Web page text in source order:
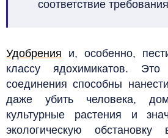
соответствие
Удобрения и, особенно,
классу ядохимикатов.
соединения способны
даже убить человека,
культурные растения и
экологическую